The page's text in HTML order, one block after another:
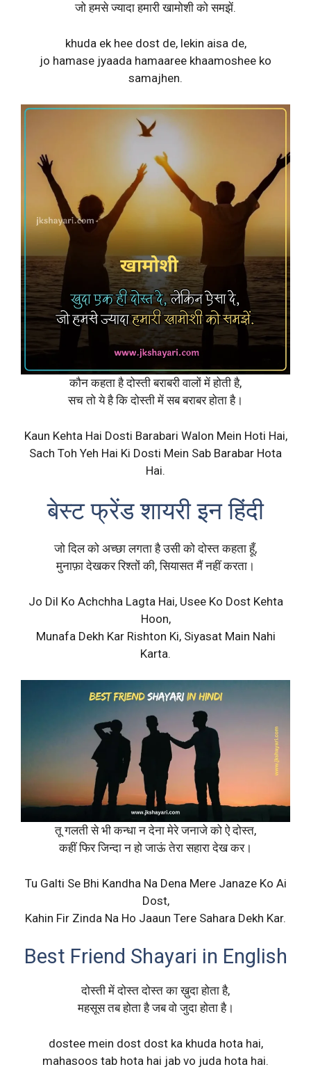
जो हमसे ज्यादा हमारी खामोशी को समझें.
khuda ek hee dost de, lekin aisa de,
jo hamase jyaada hamaaree khaamoshee ko
samajhen.
कौन कहता है दोस्ती बराबरी वालों में होती है,
सच तो ये है कि दोस्ती में सब बराबर होता है।
Kaun Kehta Hai Dosti Barabari Walon Mein Hoti Hai,
Sach Toh Yeh Hai Ki Dosti Mein Sab Barabar Hota
Hai.
बेस्ट फ्रेंड शायरी इन हिंदी
जो दिल को अच्छा लगता है उसी को दोस्त कहता हूँ,
मुनाफ़ा देखकर रिश्तों की, सियासत मैं नहीं करता।
Jo Dil Ko Achchha Lagta Hai, Usee Ko Dost Kehta
Hoon,
Munafa Dekh Kar Rishton Ki, Siyasat Main Nahi
Karta.
तू गलती से भी कन्धा न देना मेरे जनाजे को ऐ दोस्त,
कहीं फिर जिन्दा न हो जाऊं तेरा सहारा देख कर।
Tu Galti Se Bhi Kandha Na Dena Mere Janaze Ko Ai
Dost,
Kahin Fir Zinda Na Ho Jaaun Tere Sahara Dekh Kar.
Best Friend Shayari in English
दोस्ती में दोस्त दोस्त का ख़ुदा होता है,
महसूस तब होता है जब वो जुदा होता है।
dostee mein dost dost ka khuda hota hai,
mahasoos tab hota hai jab vo juda hota hai.